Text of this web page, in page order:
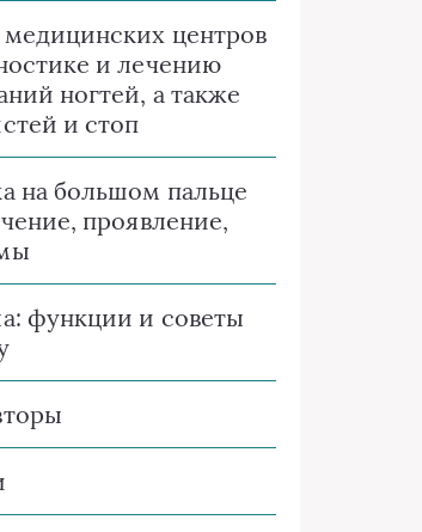
медицинских центров
и лечению
ногтей, а также
и стоп
на большом пальце
проявление,
функции и советы